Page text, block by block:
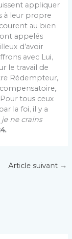
appliquer
à leur propre
au bien
appelés
d’avoir
avec Lui,
le travail de
Rédempteur,
tous ceux
la foi, il y a
ne crains
Article suivant →